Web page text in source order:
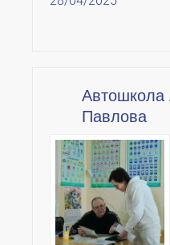
Автошкола
Павлова